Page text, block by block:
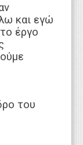
και εγώ
έργο
του